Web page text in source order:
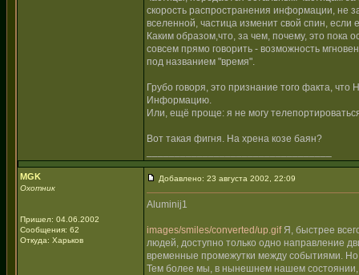
скорость распространения информации, не
вселенной, частица изменит свой спин,
Каким образом,что, за чем, почему, это пока
совсем прямо говорить - возможность
под названием "время".
Грубо говоря, это признание того факта,
Информацию.
Или, ещё проще: я не могу
Вот такая фигня. На хрена козе баян?
MGK
Охотник
Пришел: 04.06.2002
Сообщения: 62
Откуда: Харьков
Добавлено: 23 августа 2002, 22:09
Aluminij1
images/smiles/converted/up.gifЯ, быстрее
людей, доступно только одно направление
временные промежутки между событиями.
Тем более мы, в нынешнем нашем состоянии,